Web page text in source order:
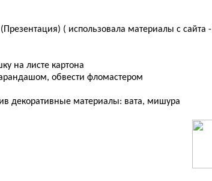
( использовала материалы с сайта -
на листе картона
обвести фломастером
материалы: вата, мишура